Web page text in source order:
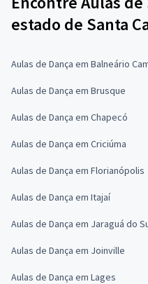
estado de Santa
Aulas de Dança em Balneário
Aulas de Dança em Brusque
Aulas de Dança em Chapecó
Aulas de Dança em Criciúma
Aulas de Dança em Florianópolis
Aulas de Dança em Itajaí
Aulas de Dança em Jaraguá do
Aulas de Dança em Joinville
Aulas de Dança em Lages